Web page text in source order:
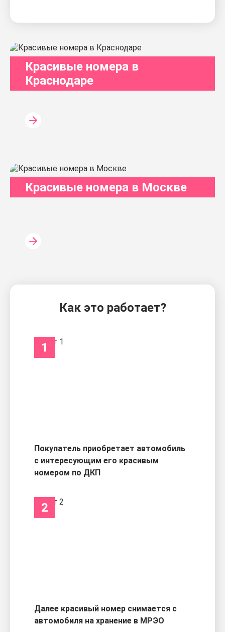
Красивые номера в
Краснодаре
Красивые номера в Москве
Как это работает?
1
Покупатель приобретает автомобиль
с интересующим его красивым
номером по ДКП
2
Далее красивый номер снимается с
автомобиля на хранение в МРЭО